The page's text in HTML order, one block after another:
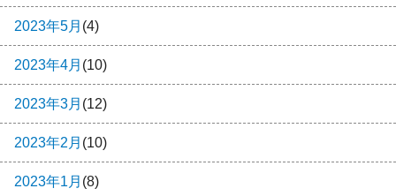
2023年5月 (4)
2023年4月 (10)
2023年3月 (12)
2023年2月 (10)
2023年1月 (8)